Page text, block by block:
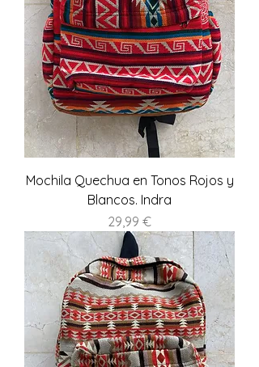
Mochila Quechua en Tonos Rojos y
Blancos. Indra
Precio
29,99 €